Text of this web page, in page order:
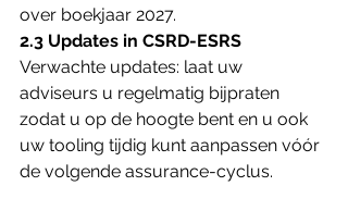
over boekjaar 2027.
2.3 Updates in CSRD-ESRS
Verwachte updates: laat uw
adviseurs u regelmatig bijpraten
zodat u op de hoogte bent en u ook
uw tooling tijdig kunt aanpassen vóór
de volgende assurance-cyclus.